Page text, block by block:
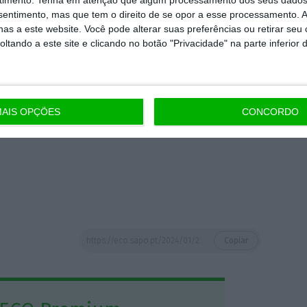
mas que tem o direito de se opor a esse processamento.
a este website. Você pode alterar suas preferências ou retirar seu
a este site e clicando no botão "Privacidade" na parte inferior
OPÇÕES CONCORDO
dá conta queo agrícola registou um
9%. Em comparação, no setor secundário a
.
adianta que, no final de dezembro,
em ficheiro no IEFP
. Tal significa que
(-1.078; -9,4%),como face há um mês